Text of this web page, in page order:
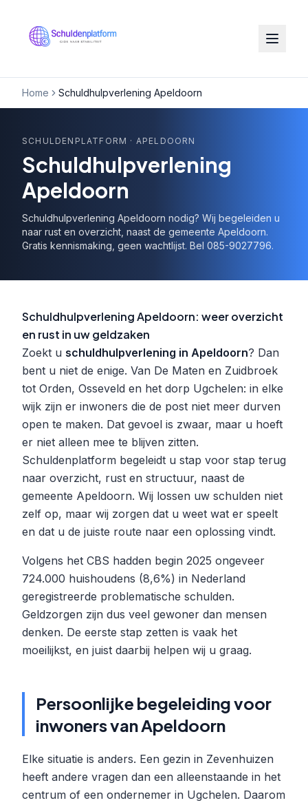
Home Schuldhulpverlening Apeldoorn
SCHULDENPLATFORM · APELDOORN
Schuldhulpverlening
Apeldoorn
Schuldhulpverlening Apeldoorn nodig? Wij begeleiden u
naar rust en overzicht, naast de gemeente Apeldoorn.
Gratis kennismaking, geen wachtlijst. Bel 085-9027796.
Schuldhulpverlening Apeldoorn: weer overzicht
en rust in uw geldzaken
Zoekt u schuldhulpverlening in Apeldoorn? Dan
bent u niet de enige. Van De Maten en Zuidbroek
tot Orden, Osseveld en het dorp Ugchelen: in elke
wijk zijn er inwoners die de post niet meer durven
open te maken. Dat gevoel is zwaar, maar u hoeft
er niet alleen mee te blijven zitten.
Schuldenplatform begeleidt u stap voor stap terug
naar overzicht, rust en structuur, naast de
gemeente Apeldoorn. Wij lossen uw schulden niet
zelf op, maar wij zorgen dat u weet wat er speelt
en dat u de juiste route naar een oplossing vindt.
Volgens het CBS hadden begin 2025 ongeveer
724.000 huishoudens (8,6%) in Nederland
geregistreerde problematische schulden.
Geldzorgen zijn dus veel gewoner dan mensen
denken. De eerste stap zetten is vaak het
moeilijkst, en juist daarbij helpen wij u graag.
Persoonlijke begeleiding voor
inwoners van Apeldoorn
Elke situatie is anders. Een gezin in Zevenhuizen
heeft andere vragen dan een alleenstaande in het
centrum of een ondernemer in Ugchelen. Daarom